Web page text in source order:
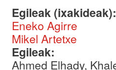
Egileak
Eneko Agirre
Mikel Artetxe
Egileak:
Ahmed Elhady,